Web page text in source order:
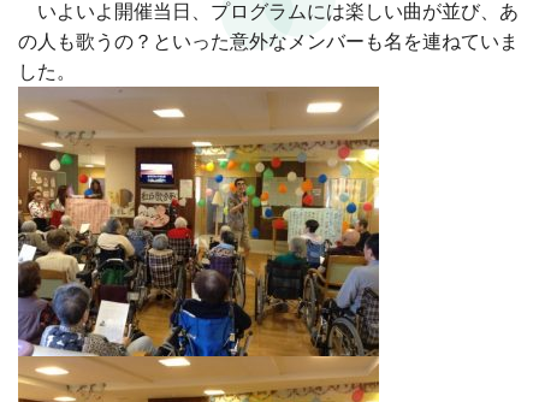
いよいよ開催当日、プログラムには楽しい曲が並び、あ
の人も歌うの？といった意外なメンバーも名を連ねていま
した。